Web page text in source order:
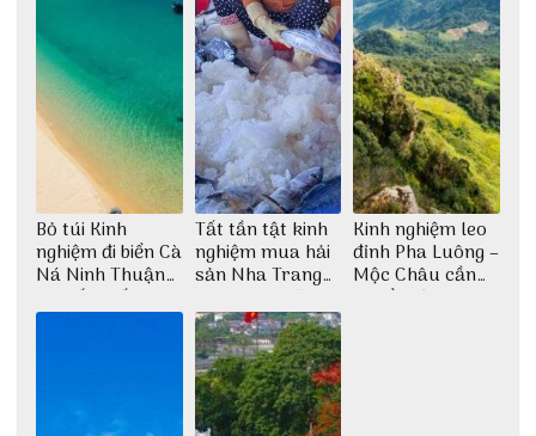
Bỏ túi Kinh
nghiệm đi biển Cà
Ná Ninh Thuận
chi tiết nhất
Tất tần tật kinh
nghiệm mua hải
sản Nha Trang
không lo chặt
chém
Kinh nghiệm leo
đỉnh Pha Luông –
Mộc Châu cần
chuẩn bị những